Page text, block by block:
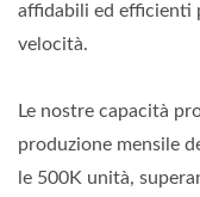
affidabili ed efficienti
velocità.
Le nostre capacità
produzione mensile
le 500K unità,